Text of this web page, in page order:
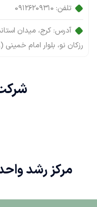
تلفن: 09126209310
آدرس: کرج، میدان
رزکان نو، بلوار امام
مرکز رشد